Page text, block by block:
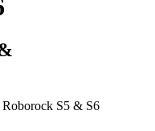
S5 & S6